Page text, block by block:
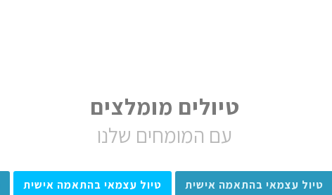
טיולים מומלצים
עם המומחים שלנו
טיול עצמאי בהתאמה אישית טיול עצמאי בהתאמה אישית